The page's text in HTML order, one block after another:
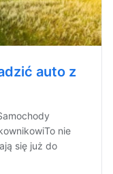
auto z
nie
się już do